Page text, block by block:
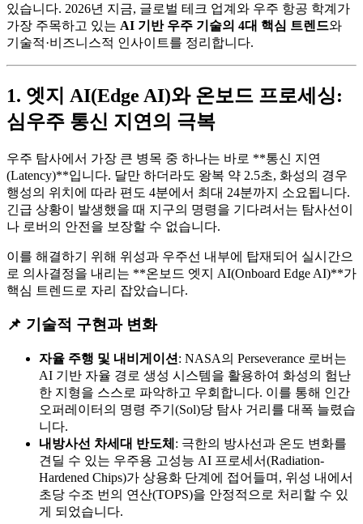
있습니다. 2026년 지금, 글로벌 테크 업계와 우주 항공 학계가
가장 주목하고 있는 AI 기반 우주 기술의 4대 핵심 트렌드와
기술적·비즈니스적 인사이트를 정리합니다.
1. 엣지 AI(Edge AI)와 온보드 프로세싱:
심우주 통신 지연의 극복
우주 탐사에서 가장 큰 병목 중 하나는 바로 **통신 지연
(Latency)**입니다. 달만 하더라도 왕복 약 2.5초, 화성의 경우
행성의 위치에 따라 편도 4분에서 최대 24분까지 소요됩니다.
긴급 상황이 발생했을 때 지구의 명령을 기다려서는 탐사선이
나 로버의 안전을 보장할 수 없습니다.
이를 해결하기 위해 위성과 우주선 내부에 탑재되어 실시간으
로 의사결정을 내리는 **온보드 엣지 AI(Onboard Edge AI)**가
핵심 트렌드로 자리 잡았습니다.
📌 기술적 구현과 변화
자율 주행 및 내비게이션 : NASA의 Perseverance 로버는
AI 기반 자율 경로 생성 시스템을 활용하여 화성의 험난
한 지형을 스스로 파악하고 우회합니다. 이를 통해 인간
오퍼레이터의 명령 주기(Sol)당 탐사 거리를 대폭 늘렸습
니다.
내방사선 차세대 반도체 : 극한의 방사선과 온도 변화를
견딜 수 있는 우주용 고성능 AI 프로세서(Radiation-
Hardened Chips)가 상용화 단계에 접어들며, 위성 내에서
초당 수조 번의 연산(TOPS)을 안정적으로 처리할 수 있
게 되었습니다.